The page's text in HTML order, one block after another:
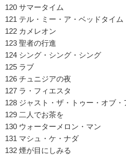
120 サマータイム
121 テル・ミー・ア・ベッドタイム
122 カメレオン
123 聖者の行進
124 シング・シング・シング
125 ラブ
126 チュニジアの夜
127 ラ・フィエスタ
128 ジャスト・ザ・トゥー・オブ・
129 二人でお茶を
130 ウォーターメロン・マン
131 マシュ・ケ・ナダ
132 煙が目にしみる